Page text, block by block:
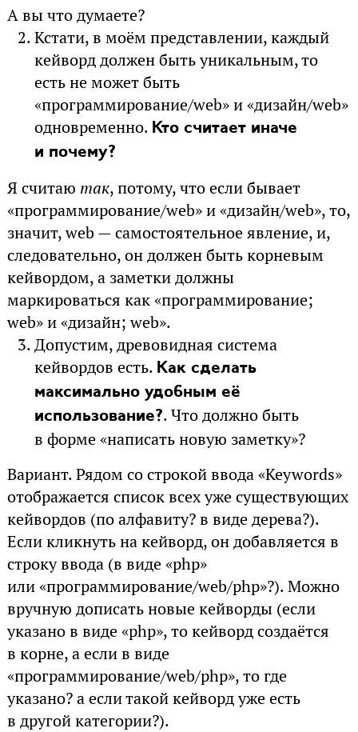
А вы что думаете?
Кстати, в моём представлении, каждый
кейворд должен быть уникальным, то
есть не может быть
«программирование/web» и «дизайн/web»
одновременно. Кто считает иначе
и почему?
Я считаю так, потому, что если бывает
«программирование/web» и «дизайн/web», то,
значит, web — самостоятельное явление, и,
следовательно, он должен быть корневым
кейвордом, а заметки должны
маркироваться как «программирование;
web» и «дизайн; web».
Допустим, древовидная система
кейвордов есть. Как сделать
максимально удобным её
использование?. Что должно быть
в форме «написать новую заметку»?
Вариант. Рядом со строкой ввода «Keywords»
отображается список всех уже существующих
кейвордов (по алфавиту? в виде дерева?).
Если кликнуть на кейворд, он добавляется в
строку ввода (в виде «php»
или «программирование/web/php»?). Можно
вручную дописать новые кейворды (если
указано в виде «php», то кейворд создаётся
в корне, а если в виде
«программирование/web/php», то где
указано? а если такой кейворд уже есть
в другой категории?).